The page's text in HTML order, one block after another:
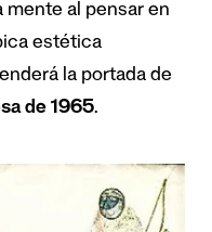
mente al pensar en
estética
la portada de
de 1965.